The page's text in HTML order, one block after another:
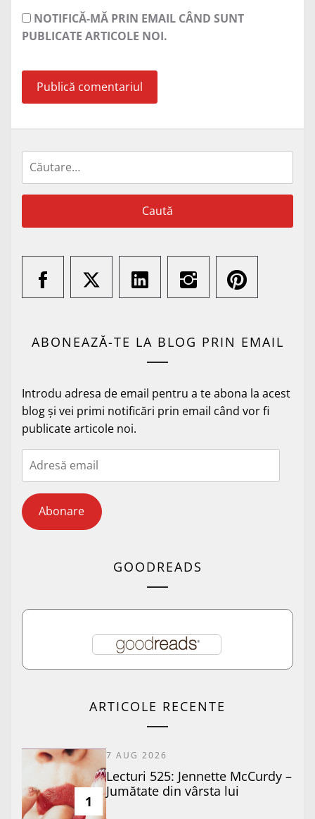
NOTIFICĂ-MĂ PRIN EMAIL CÂND SUNT
PUBLICATE ARTICOLE NOI.
după:
ABONEAZĂ-TE LA BLOG PRIN EMAIL
Introdu adresa de email pentru a te abona la acest
blog și vei primi notificări prin email când vor fi
publicate articole noi.
Adresă
email
Abonare
GOODREADS
ARTICOLE RECENTE
1
7 AUG 2026
Lecturi 525: Jennette McCurdy –
Jumătate din vârsta lui